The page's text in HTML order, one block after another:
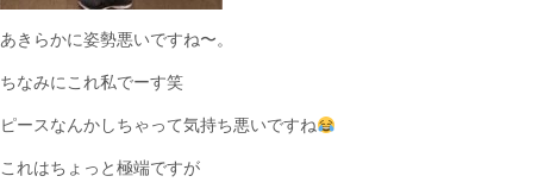
あきらかに姿勢悪いですね〜。
ちなみにこれ私でーす笑
ピースなんかしちゃって気持ち悪いですね
これはちょっと極端ですが